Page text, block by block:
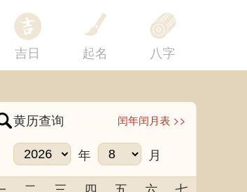
吉日 起名 八字
黄历查询 闰年闰月表 >>
年
月